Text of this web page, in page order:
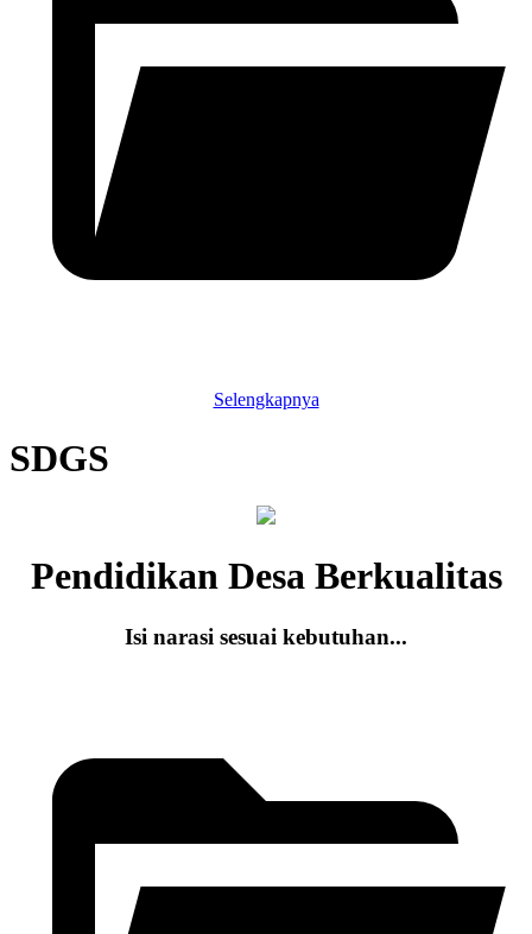
Selengkapnya
SDGS
Pendidikan Desa Berkualitas
Isi narasi sesuai kebutuhan...